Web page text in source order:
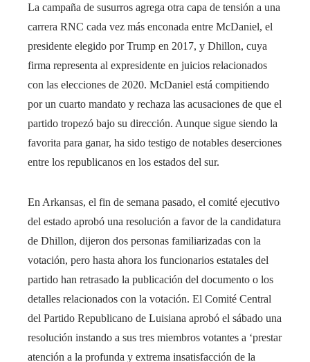
La campaña de susurros agrega otra capa de tensión a una
carrera RNC cada vez más enconada entre McDaniel, el
presidente elegido por Trump en 2017, y Dhillon, cuya
firma representa al expresidente en juicios relacionados
con las elecciones de 2020. McDaniel está compitiendo
por un cuarto mandato y rechaza las acusaciones de que el
partido tropezó bajo su dirección. Aunque sigue siendo la
favorita para ganar, ha sido testigo de notables deserciones
entre los republicanos en los estados del sur.
En Arkansas, el fin de semana pasado, el comité ejecutivo
del estado aprobó una resolución a favor de la candidatura
de Dhillon, dijeron dos personas familiarizadas con la
votación, pero hasta ahora los funcionarios estatales del
partido han retrasado la publicación del documento o los
detalles relacionados con la votación. El Comité Central
del Partido Republicano de Luisiana aprobó el sábado una
resolución instando a sus tres miembros votantes a ‘prestar
atención a la profunda y extrema insatisfacción de la